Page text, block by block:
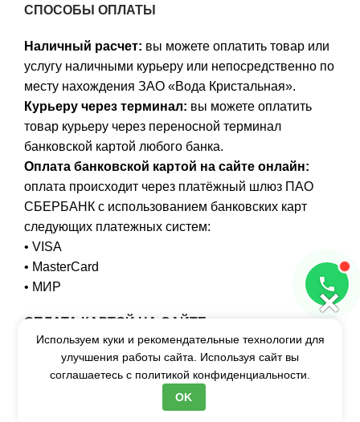
СПОСОБЫ ОПЛАТЫ
Наличный расчет: вы можете оплатить товар или
услугу наличными курьеру или непосредственно по
месту нахождения ЗАО «Вода Кристальная».
Курьеру через терминал: вы можете оплатить
товар курьеру через переносной терминал
банковской картой любого банка.
Оплата банковской картой на сайте онлайн:
оплата происходит через платёжный шлюз ПАО
СБЕРБАНК с использованием банковских карт
следующих платежных систем:
• VISA
• MasterCard
• МИР
ОПЛАТА КАРТОЙ НА САЙТЕ
Описание процесса оплаты:
Выбор формы оплаты банковской картой
происходит на странице Оформления заказа путем
×
Используем куки и рекомендательные технологии для
улучшения работы сайта. Используя сайт вы
соглашаетесь с политикой конфиденциальности.
OK